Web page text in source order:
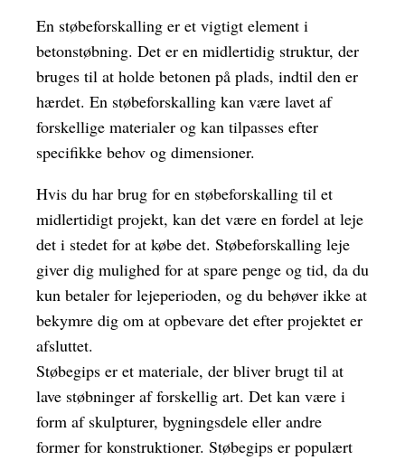
En støbeforskalling er et vigtigt element i
betonstøbning. Det er en midlertidig struktur, der
bruges til at holde betonen på plads, indtil den er
hærdet. En støbeforskalling kan være lavet af
forskellige materialer og kan tilpasses efter
specifikke behov og dimensioner.
Hvis du har brug for en støbeforskalling til et
midlertidigt projekt, kan det være en fordel at leje
det i stedet for at købe det. Støbeforskalling leje
giver dig mulighed for at spare penge og tid, da du
kun betaler for lejeperioden, og du behøver ikke at
bekymre dig om at opbevare det efter projektet er
afsluttet.
Støbegips er et materiale, der bliver brugt til at
lave støbninger af forskellig art. Det kan være i
form af skulpturer, bygningsdele eller andre
former for konstruktioner. Støbegips er populært